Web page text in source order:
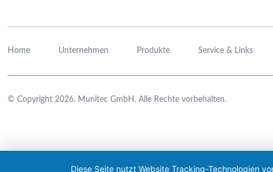
überspringen
Home Unternehmen Produkte Service & Links
© Copyright 2026. Munitec GmbH. Alle Rechte vorbehalten.
Diese Seite nutzt Website Tracking-Technologien